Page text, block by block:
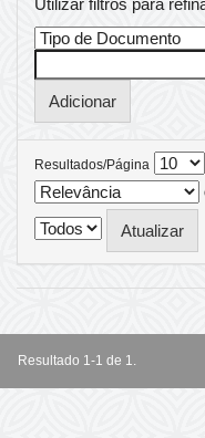
Resultados/Página
Resultado 1-1 de 1.